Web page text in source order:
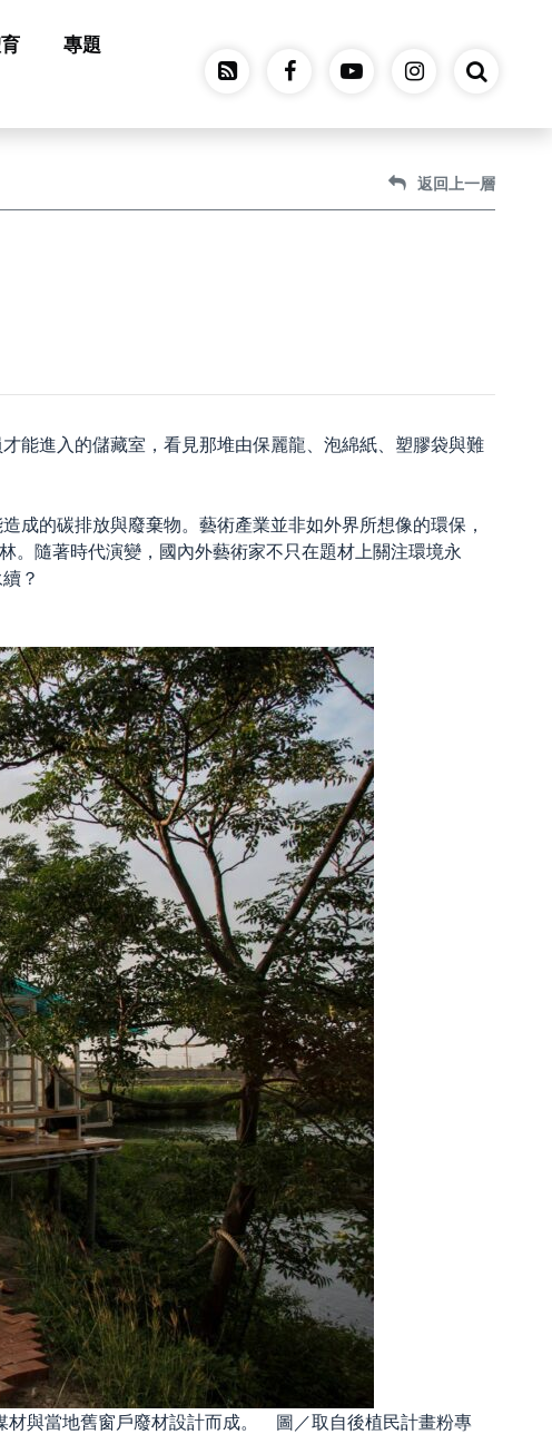
專題
返回上一層
能進入的儲藏室，看見那堆由保麗龍、泡綿紙、塑膠袋與難
成的碳排放與廢棄物。藝術產業並非如外界所想像的環保，
。隨著時代演變，國內外藝術家不只在題材上關注環境永
？
材與當地舊窗戶廢材設計而成。 圖／取自後植民計畫粉專